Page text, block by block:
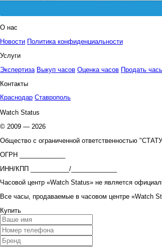
О нас
Новости Политика конфиденциальности
Услуги
Экспертиза Выкуп часов Оценка часов Продать
Контакты
Краснодар Ставрополь
Watch Status
© 2009 — 2026
Общество с ограниченной ответственностью
ОГРН _____________
ИНН/КПП ___________/_____________
Часовой центр «Watch Status» не является
Все часы, продаваемые в часовом центре «Watch
Купить